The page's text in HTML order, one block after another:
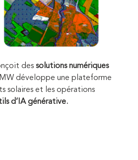
des solutions numériques
développe une plateforme
solaires et les opérations
d’IA générative.